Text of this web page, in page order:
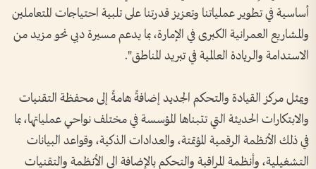
أساسية في تطوير عملياتنا وتعزيز قدرتنا على تلبية احتياجات المتعاملين
والمشاريع العمرانية الكبرى في الإمارة، بما يدعم مسيرة دبي نحو مزيد من
الاستدامة والريادة العالمية في تبريد المناطق".
ويمثل مركز القيادة والتحكم الجديد إضافةً هامةً إلى محفظة التقنيات
والابتكارات الحديثة التي تتبناها المؤسسة في مختلف نواحي عملياتها، بما
في ذلك الأنظمة الرقمية المؤتمتة، والعدادات الذكية، وقواعد البيانات
التشغيلية، وأنظمة المراقبة والتحكم بالإضافة الى الأنظمة والتقنيات